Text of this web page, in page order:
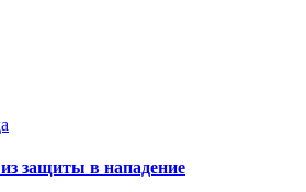
защиты в нападение